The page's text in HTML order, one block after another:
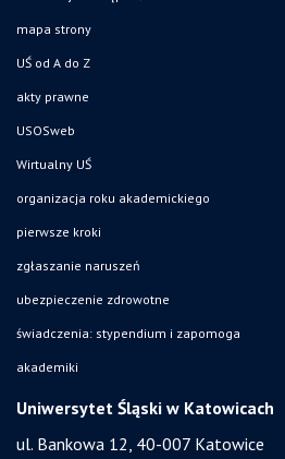
mapa strony
UŚ od A do Z
akty prawne
USOSweb
Wirtualny UŚ
organizacja roku akademickiego
pierwsze kroki
zgłaszanie naruszeń
ubezpieczenie zdrowotne
świadczenia: stypendium i zapomoga
akademiki
Uniwersytet Śląski w Katowicach
ul. Bankowa 12, 40-007 Katowice